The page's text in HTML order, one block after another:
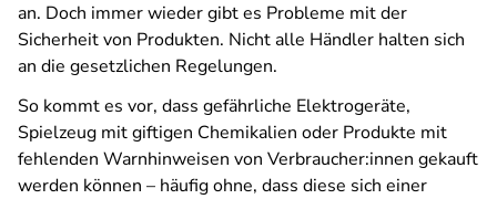
an. Doch immer wieder gibt es Probleme mit der
Sicherheit von Produkten. Nicht alle Händler halten sich
an die gesetzlichen Regelungen.
So kommt es vor, dass gefährliche Elektrogeräte,
Spielzeug mit giftigen Chemikalien oder Produkte mit
fehlenden Warnhinweisen von Verbraucher:innen gekauft
werden können – häufig ohne, dass diese sich einer